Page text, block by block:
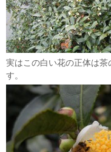
実はこの白い花の正体は
す。